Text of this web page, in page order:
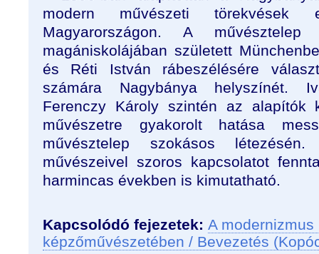
modern művészeti törekvések
Magyarországon. A
magániskolájában született
és Réti István rábeszélésére
számára Nagybánya helyszínét.
Ferenczy Károly szintén az alapítók
művészetre gyakorolt hatása
művésztelep szokásos
művészeivel szoros kapcsolatot
harmincas években is kimutatható.
Kapcsolódó fejezetek: A
képzőművészetében / Bevezetés